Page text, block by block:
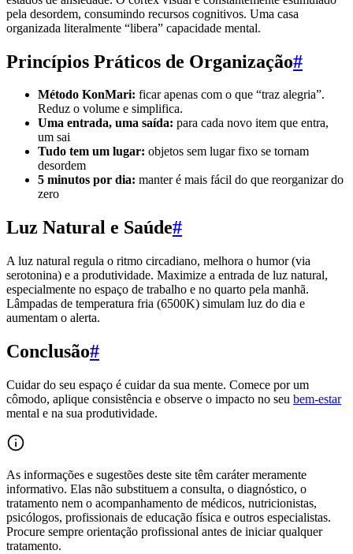
pela desordem, consumindo recursos cognitivos. Uma casa
organizada literalmente “libera” capacidade mental.
Princípios Práticos de Organização#
Método KonMari: ficar apenas com o que “traz alegria”.
Reduz o volume e simplifica.
Uma entrada, uma saída: para cada novo item que entra,
um sai
Tudo tem um lugar: objetos sem lugar fixo se tornam
desordem
5 minutos por dia: manter é mais fácil do que reorganizar do
zero
Luz Natural e Saúde#
A luz natural regula o ritmo circadiano, melhora o humor (via
serotonina) e a produtividade. Maximize a entrada de luz natural,
especialmente no espaço de trabalho e no quarto pela manhã.
Lâmpadas de temperatura fria (6500K) simulam luz do dia e
aumentam o alerta.
Conclusão#
Cuidar do seu espaço é cuidar da sua mente. Comece por um
cômodo, aplique consistência e observe o impacto no seu bem-estar
mental e na sua produtividade.
As informações e sugestões deste site têm caráter meramente
informativo. Elas não substituem a consulta, o diagnóstico, o
tratamento nem o acompanhamento de médicos, nutricionistas,
psicólogos, profissionais de educação física e outros especialistas.
Procure sempre orientação profissional antes de iniciar qualquer
tratamento.